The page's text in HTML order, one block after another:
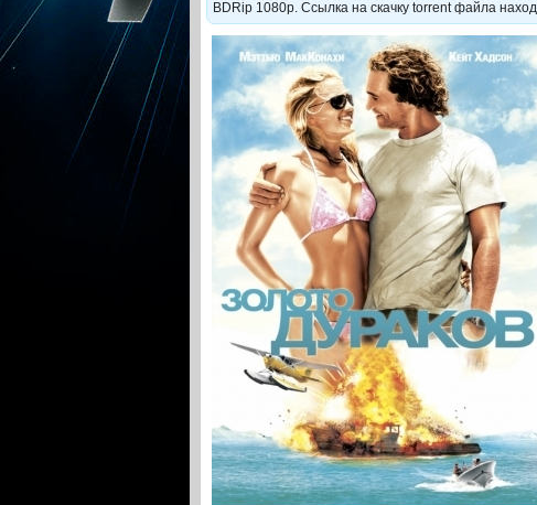
BDRip 1080p. Ссылка на скачку torrent файла